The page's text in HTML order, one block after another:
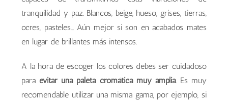
tranquilidad y paz. Blancos, beige, hueso, grises, tierras,
ocres, pasteles… Aún mejor si son en acabados mates
en lugar de brillantes más intensos.
A la hora de escoger los colores debes ser cuidadoso
para evitar una paleta cromática muy amplia. Es muy
recomendable utilizar una misma gama, por ejemplo, si